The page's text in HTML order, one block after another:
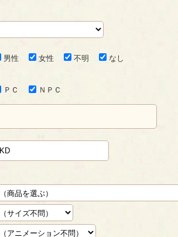
男性 女性 不明 なし
ＰＣ ＮＰＣ